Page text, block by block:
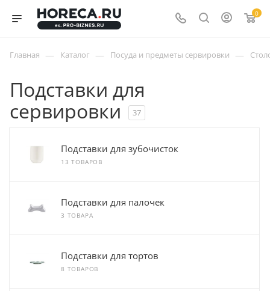
0
Главная — Каталог — Посуда и предметы сервировки —
Подставки для
сервировки
37
Подставки для зубочисток
13 ТОВАРОВ
Подставки для палочек
3 ТОВАРА
Подставки для тортов
8 ТОВАРОВ